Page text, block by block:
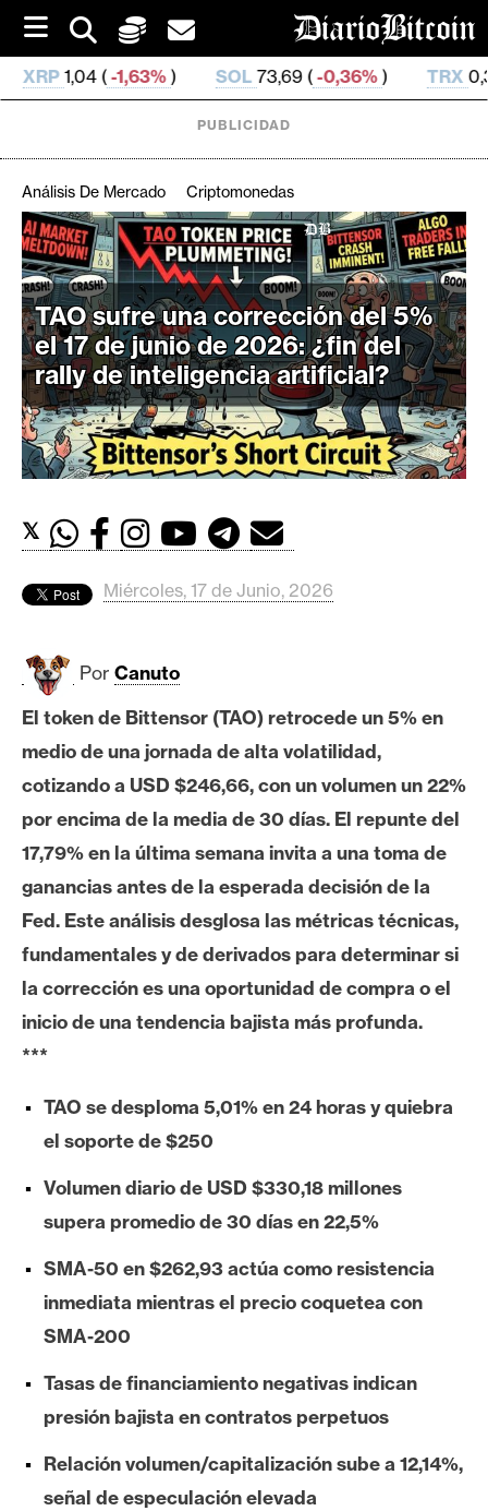
i
t
o
SOL 73,69 (-0,36%) TRX0,326 642 ( -0,13%)
C
r
i
p
t
o
M
e
r
d
s
B
t
c
o
i
n
E
e
r
m
I
n
á
i
s
s
PUBLICIDAD
Análisis De Mercado Criptomonedas
TAO sufre una corrección del 5%
el 17 de junio de 2026: ¿fin del
rally de inteligencia artificial?
𝕏
Miércoles, 17 de Junio, 2026
Por Canuto
El token de Bittensor (TAO) retrocede un 5% en
medio de una jornada de alta volatilidad,
cotizando a USD $246,66, con un volumen un 22%
por encima de la media de 30 días. El repunte del
17,79% en la última semana invita a una toma de
ganancias antes de la esperada decisión de la
Fed. Este análisis desglosa las métricas técnicas,
fundamentales y de derivados para determinar si
la corrección es una oportunidad de compra o el
inicio de una tendencia bajista más profunda.
***
TAO se desploma 5,01% en 24 horas y quiebra
el soporte de $250
Volumen diario de USD $330,18 millones
supera promedio de 30 días en 22,5%
SMA-50 en $262,93 actúa como resistencia
inmediata mientras el precio coquetea con
SMA-200
Tasas de financiamiento negativas indican
presión bajista en contratos perpetuos
Relación volumen/capitalización sube a 12,14%,
señal de especulación elevada